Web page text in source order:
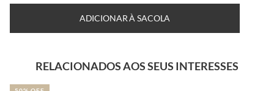
ADICIONAR À SACOLA
RELACIONADOS AOS SEUS INTERESSES